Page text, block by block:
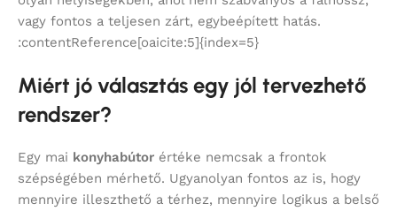
vagy fontos a teljesen zárt, egybeépített hatás.
:contentReference[oaicite:5]{index=5}
Miért jó választás egy jól tervezhető
rendszer?
Egy mai konyhabútor értéke nemcsak a frontok
szépségében mérhető. Ugyanolyan fontos az is, hogy
mennyire illeszthető a térhez, mennyire logikus a belső